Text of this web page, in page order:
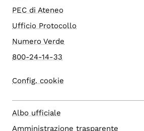
PEC di Ateneo
Ufficio Protocollo
Numero Verde
800-24-14-33
Config. cookie
Albo ufficiale
Amministrazione trasparente